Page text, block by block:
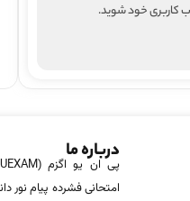
کاربری خود شوید.
درباره ما
امتحانی فشرده پیام نور